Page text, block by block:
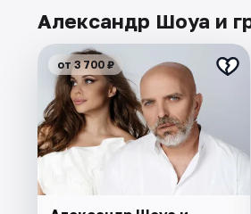
Александр Шоуа и
от 3 700 ₽